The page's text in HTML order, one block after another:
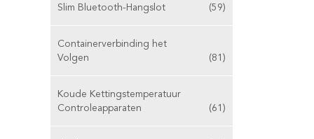
Slim Bluetooth-Hangslot (59)
Containerverbinding het
Volgen
(81)
Koude Kettingstemperatuur
Controleapparaten
(61)